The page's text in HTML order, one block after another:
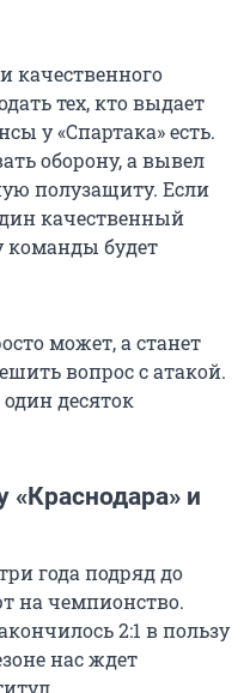
качественного
тех, кто выдает
у «Спартака» есть.
оборону, а вывел
полузащиту. Если
качественный
команды будет
может, а станет
вопрос с атакой.
десяток
«Краснодара» и
года подряд до
на чемпионство.
2:1 в пользу
нас ждет